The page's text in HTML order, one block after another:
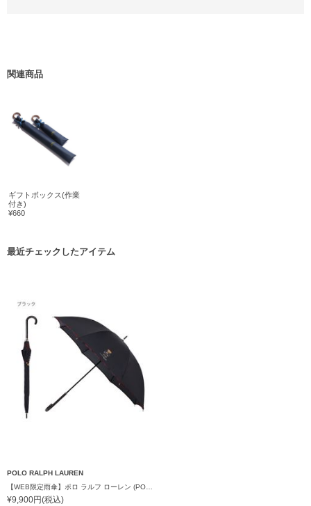
関連商品
ギフトボックス(作業
付き)
¥660
最近チェックしたアイテム
POLO RALPH LAUREN
¥9,900円(税込)